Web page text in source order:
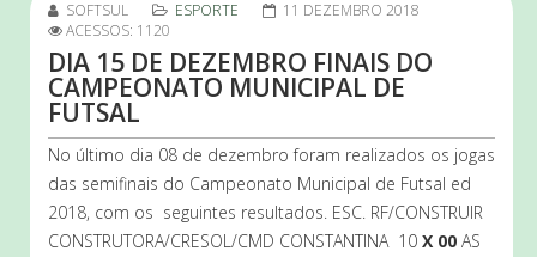
SOFTSUL ESPORTE
11 DEZEMBRO 2018
ACESSOS: 1120
DIA 15 DE DEZEMBRO FINAIS DO
CAMPEONATO MUNICIPAL DE
FUTSAL
No último dia 08 de dezembro foram realizados os jogas
das semifinais do Campeonato Municipal de Futsal ed
2018, com os seguintes resultados. ESC. RF/CONSTRUIR
CONSTRUTORA/CRESOL/CMD CONSTANTINA 10 X 00 AS